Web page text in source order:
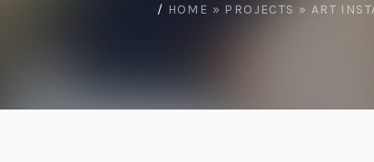
/ HOME » PROJECTS » ART